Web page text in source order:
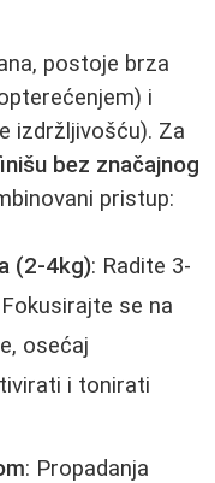
postoje brza
i
izdržljivošću). Za
bez značajnog
pristup:
(2-4kg): Radite 3-
se na
osećaj
i tonirati
: Propadanja